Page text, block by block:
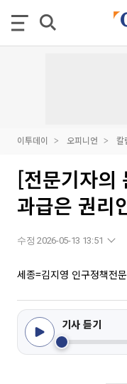
이투데이 오피니언 칼
[전문기자의
과급은 권리
수정 2026-05-13 13:51
세종=김지영 인구정책전
기사 듣기